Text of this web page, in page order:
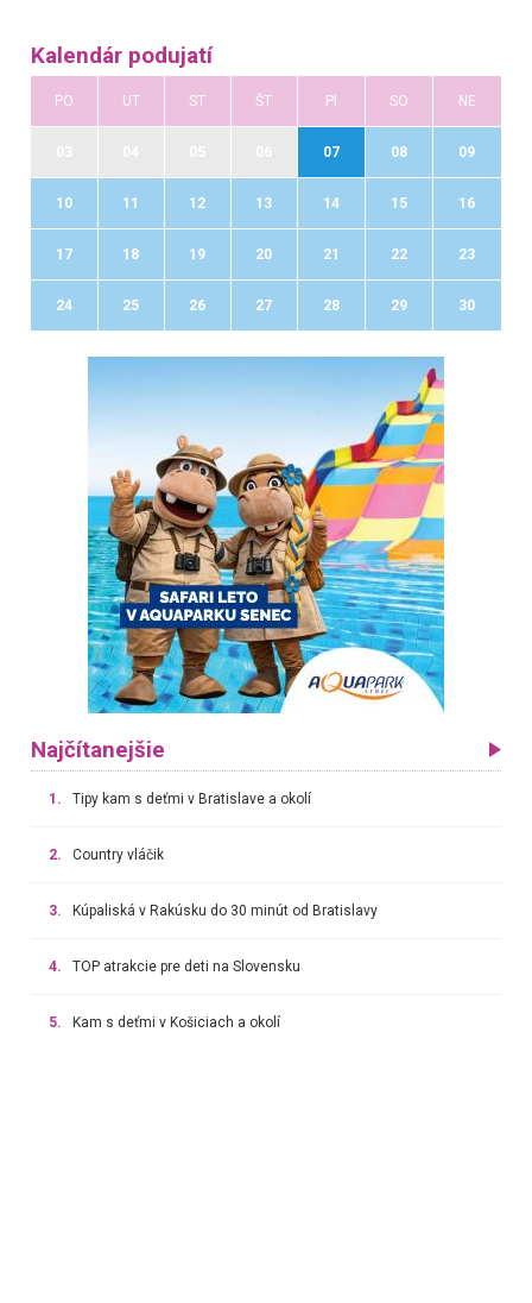
Kalendár podujatí
PO UT ST ŠT PI SO NE
07 08 09
10 11 12 13 14 15 16
17 18 19 20 21 22 23
24 25 26 27 28 29 30
Najčítanejšie
1. Tipy kam s deťmi v Bratislave a okolí
2. Country vláčik
3. Kúpaliská v Rakúsku do 30 minút od Bratislavy
4. TOP atrakcie pre deti na Slovensku
5. Kam s deťmi v Košiciach a okolí